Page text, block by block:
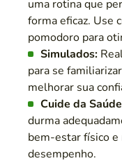
uma rotina que
forma eficaz. Use
pomodoro para
Simulados:
para se
melhorar sua
Cuide da
durma
bem-estar físico e
desempenho.